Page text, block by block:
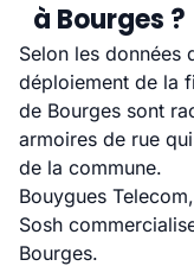
à Bourges ?
Selon les données
déploiement de la
de Bourges sont
armoires de rue
de la commune.
Bouygues
Sosh
Bourges.